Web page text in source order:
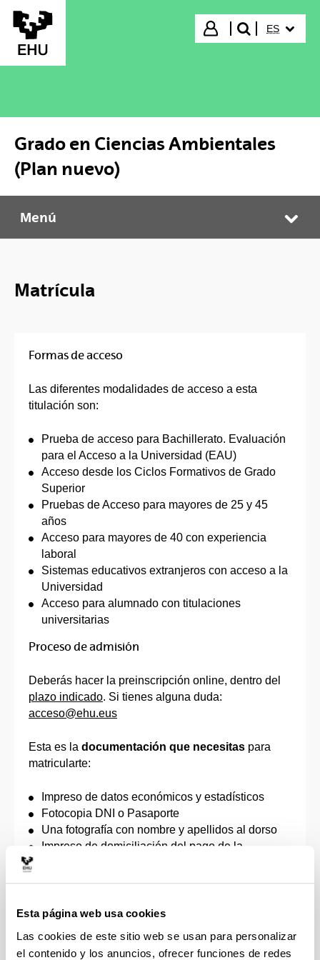
Esta página web usa cookies
Las cookies de este sitio web se usan para personalizar
el contenido y los anuncios, ofrecer funciones de redes
Saltar al contenido principal
Iniciar sesión
buscar"
ES
Grado en Ciencias Ambientales
(Plan nuevo)
Grado en Ciencias Ambientales (Plan nuevo)
Menú
Matrícula
Formas de acceso
Las diferentes modalidades de acceso a esta
titulación son:
Prueba de acceso para Bachillerato. Evaluación
para el Acceso a la Universidad (EAU)
Acceso desde los Ciclos Formativos de Grado
Superior
Pruebas de Acceso para mayores de 25 y 45
años
Acceso para mayores de 40 con experiencia
laboral
Sistemas educativos extranjeros con acceso a la
Universidad
Acceso para alumnado con titulaciones
universitarias
Proceso de admisión
Deberás hacer la preinscripción online, dentro del
plazo indicado. Si tienes alguna duda:
acceso@ehu.eus
Esta es la documentación que necesitas para
matricularte:
Impreso de datos económicos y estadísticos
Fotocopia DNI o Pasaporte
Una fotografía con nombre y apellidos al dorso
Impreso de domiciliación del pago de la
matrícula, de acuerdo con la correspondiente
se fijan los precios a satisfacer por la prestación